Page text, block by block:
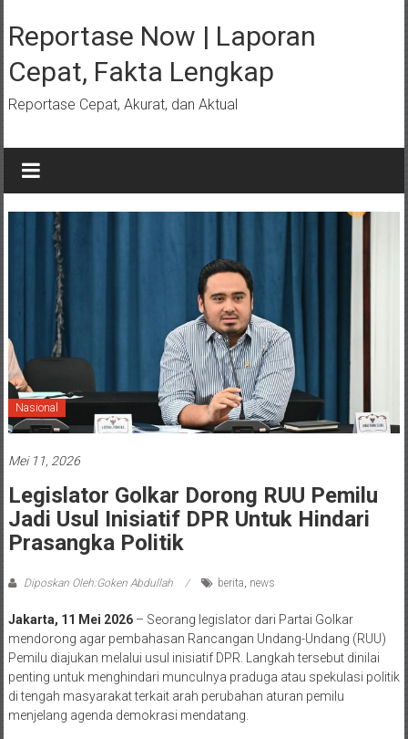
ke
konten
Reportase Now | Laporan
Cepat, Fakta Lengkap
Reportase Cepat, Akurat, dan Aktual
Nasional
Mei 11, 2026
Legislator Golkar Dorong RUU Pemilu
Jadi Usul Inisiatif DPR Untuk Hindari
Prasangka Politik
Diposkan Oleh:Goken Abdullah berita news
Jakarta, 11 Mei 2026– Seorang legislator dari Partai Golkar
mendorong agar pembahasan Rancangan Undang-Undang (RUU)
Pemilu diajukan melalui usul inisiatif DPR. Langkah tersebut dinilai
penting untuk menghindari munculnya praduga atau spekulasi politik
di tengah masyarakat terkait arah perubahan aturan pemilu
menjelang agenda demokrasi mendatang.